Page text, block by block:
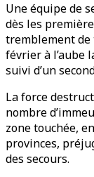
Une équipe de
dès les
tremblement
février à l’aube
suivi d’un
La force
nombre
zone touchée,
provinces,
des secours.